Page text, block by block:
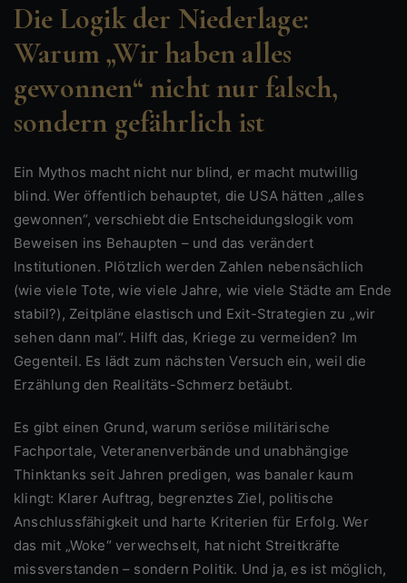
Die Logik der Niederlage:
Warum „Wir haben alles
gewonnen“ nicht nur falsch,
sondern gefährlich ist
Ein Mythos macht nicht nur blind, er macht mutwillig
blind. Wer öffentlich behauptet, die USA hätten „alles
gewonnen“, verschiebt die Entscheidungslogik vom
Beweisen ins Behaupten – und das verändert
Institutionen. Plötzlich werden Zahlen nebensächlich
(wie viele Tote, wie viele Jahre, wie viele Städte am Ende
stabil?), Zeitpläne elastisch und Exit-Strategien zu „wir
sehen dann mal“. Hilft das, Kriege zu vermeiden? Im
Gegenteil. Es lädt zum nächsten Versuch ein, weil die
Erzählung den Realitäts-Schmerz betäubt.
Es gibt einen Grund, warum seriöse militärische
Fachportale, Veteranenverbände und unabhängige
Thinktanks seit Jahren predigen, was banaler kaum
klingt: Klarer Auftrag, begrenztes Ziel, politische
Anschlussfähigkeit und harte Kriterien für Erfolg. Wer
das mit „Woke“ verwechselt, hat nicht Streitkräfte
missverstanden – sondern Politik. Und ja, es ist möglich,